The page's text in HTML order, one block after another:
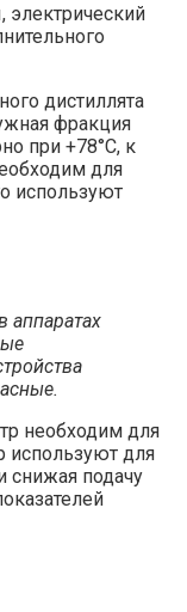
электрический
дистиллята
фракция
при +78°С, к
для
используют
аппаратах
необходим для
используют для
снижая подачу